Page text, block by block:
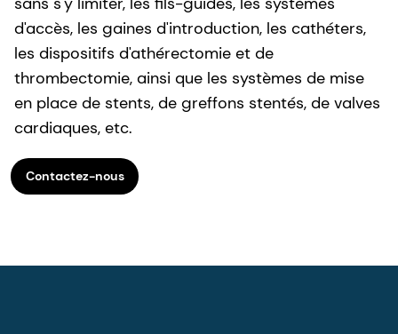
d'accès, les gaines d'introduction, les cathéters,
les dispositifs d'athérectomie et de
thrombectomie, ainsi que les systèmes de mise
en place de stents, de greffons stentés, de valves
cardiaques, etc.
Contactez-nous